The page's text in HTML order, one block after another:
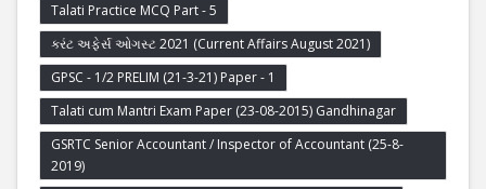
Talati Practice MCQ Part - 5
કરંટ અફેર્સ ઓગસ્ટ 2021 (Current Affairs August 2021)
GPSC - 1/2 PRELIM (21-3-21) Paper - 1
Talati cum Mantri Exam Paper (23-08-2015) Gandhinagar
GSRTC Senior Accountant / Inspector of Accountant (25-8-
2019)